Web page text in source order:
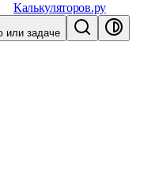
Калькуляторов.ру
или задаче